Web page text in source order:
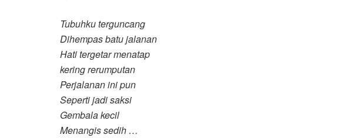
Tubuhku terguncang
Dihempas batu jalanan
Hati tergetar menatap
kering rerumputan
Perjalanan ini pun
Seperti jadi saksi
Gembala kecil
Menangis sedih …